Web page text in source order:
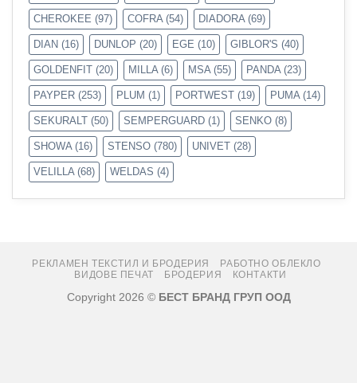
CHEROKEE (97) COFRA (54) DIADORA (69)
DIAN (16) DUNLOP (20) EGE (10) GIBLOR'S (40)
GOLDENFIT (20) MILLA (6) MSA (55) PANDA (23)
PAYPER (253) PLUM (1) PORTWEST (19) PUMA (14)
SEKURALT (50) SEMPERGUARD (1) SENKO (8)
SHOWA (16) STENSO (780) UNIVET (28)
VELILLA (68) WELDAS (4)
РЕКЛАМЕН ТЕКСТИЛ И БРОДЕРИЯ
РАБОТНО ОБЛЕКЛО
ВИДОВЕ ПЕЧАТ
БРОДЕРИЯ КОНТАКТИ
Copyright 2026 © БЕСТ БРАНД ГРУП ООД